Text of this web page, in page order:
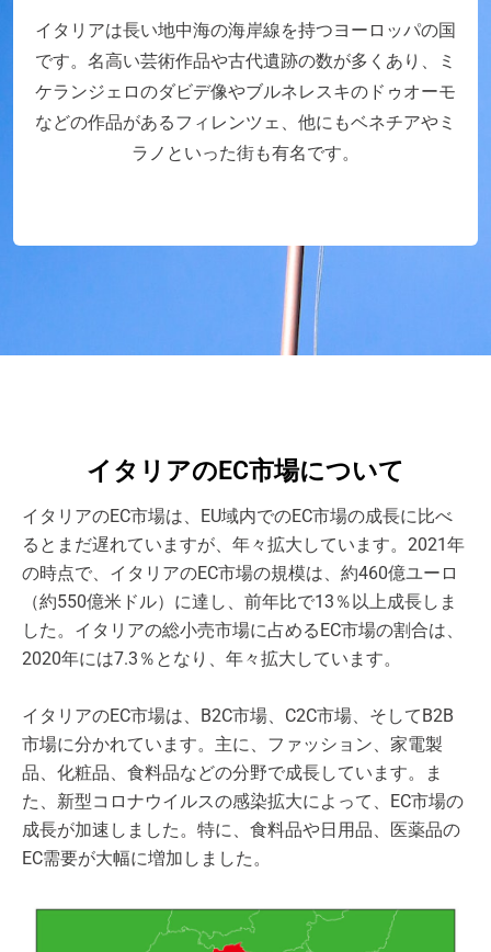
イタリアは長い地中海の海岸線を持つヨーロッパの国
です。名高い芸術作品や古代遺跡の数が多くあり、ミ
ケランジェロのダビデ像やブルネレスキのドゥオーモ
などの作品があるフィレンツェ、他にもベネチアやミ
ラノといった街も有名です。
イタリアのEC市場について
イタリアのEC市場は、EU域内でのEC市場の成長に比べ
るとまだ遅れていますが、年々拡大しています。2021年
の時点で、イタリアのEC市場の規模は、約460億ユーロ
（約550億米ドル）に達し、前年比で13％以上成長しま
した。イタリアの総小売市場に占めるEC市場の割合は、
2020年には7.3％となり、年々拡大しています。
イタリアのEC市場は、B2C市場、C2C市場、そしてB2B
市場に分かれています。主に、ファッション、家電製
品、化粧品、食料品などの分野で成長しています。ま
た、新型コロナウイルスの感染拡大によって、EC市場の
成長が加速しました。特に、食料品や日用品、医薬品の
EC需要が大幅に増加しました。